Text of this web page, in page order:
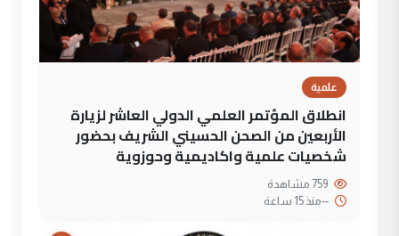
علمية
انطلاق المؤتمر العلمي الدولي العاشر لزيارة
الأربعين من الصحن الحسيني الشريف بحضور
شخصيات علمية واكاديمية وحوزوية
--منذ 15 ساعة